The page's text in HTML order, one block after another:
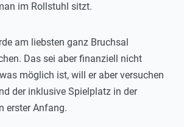
im Rollstuhl sitzt.
am liebsten ganz Bruchsal
Das sei aber finanziell nicht
möglich ist, will er aber versuchen
der inklusive Spielplatz in der
erster Anfang.